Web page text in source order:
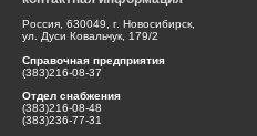
Россия, 630049, г. Новосибирск,
ул. Дуси Ковальчук, 179/2
Справочная предприятия
(383)216-08-37
Отдел снабжения
(383)216-08-48
(383)236-77-31